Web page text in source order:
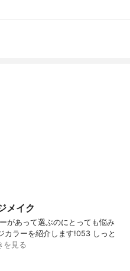
メイク
があって選ぶのにとっても悩み
カラーを紹介します!053 しっと
を見る